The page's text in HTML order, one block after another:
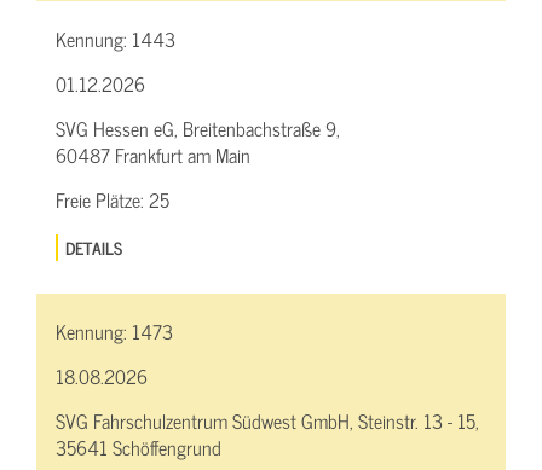
Kennung: 1443
01.12.2026
SVG Hessen eG, Breitenbachstraße 9,
60487 Frankfurt am Main
Freie Plätze:25
DETAILS
Kennung: 1473
18.08.2026
SVG Fahrschulzentrum Südwest GmbH, Steinstr. 13 - 15,
35641 Schöffengrund